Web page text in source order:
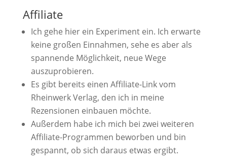
Affiliate
Ich gehe hier ein Experiment ein. Ich erwarte
keine großen Einnahmen, sehe es aber als
spannende Möglichkeit, neue Wege
auszuprobieren.
Es gibt bereits einen Affiliate-Link vom
Rheinwerk Verlag, den ich in meine
Rezensionen einbauen möchte.
Außerdem habe ich mich bei zwei weiteren
Affiliate-Programmen beworben und bin
gespannt, ob sich daraus etwas ergibt.